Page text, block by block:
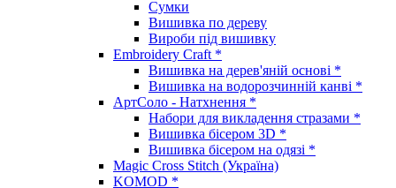
Сумки
Вишивка по дереву
Вироби під вишивку
Embroidery Craft *
Вишивка на дерев'яній основі *
Вишивка на водорозчинній канві *
АртСоло - Натхнення *
Набори для викладення стразами *
Вишивка бісером 3D *
Вишивка бісером на одязі *
Magic Cross Stitch (Україна)
KOMOD *